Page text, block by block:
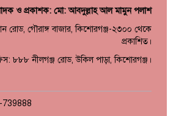
ও প্রকাশক: মো: আবদুল্লাহ আল মামুন পলাশ
রোড, গৌরাঙ্গ বাজার, কিশোরগঞ্জ-২৩০০ থেকে
প্রকাশিত।
৮৮৮ নীলগঞ্জ রোড, উকিল পাড়া, কিশোরগঞ্জ।
739888